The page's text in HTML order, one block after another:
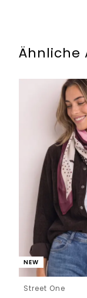
Ähnliche
NEW
Street One